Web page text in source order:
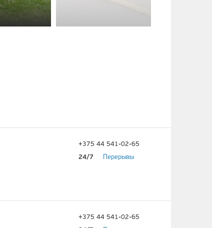
+375 44 541-02-65
24/7
Перерывы
+375 44 541-02-65